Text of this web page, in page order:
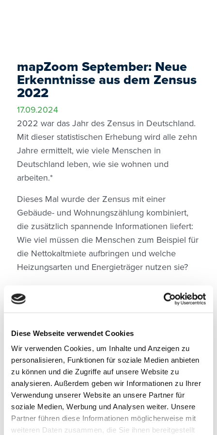
Diese Webseite verwendet Cookies
Wir verwenden Cookies, um Inhalte und Anzeigen zu
personalisieren, Funktionen für soziale Medien anbieten
zu können und die Zugriffe auf unsere Website zu
analysieren. Außerdem geben wir Informationen zu Ihrer
Verwendung unserer Website an unsere Partner für
soziale Medien, Werbung und Analysen weiter. Unsere
Partner führen diese Informationen möglicherweise mit
weiteren Daten zusammen, die Sie ihnen bereitgestellt
mapZoom September: Neue
Erkenntnisse aus dem Zensus
2022
17.09.2024
2022 war das Jahr des Zensus in Deutschland.
Mit dieser statistischen Erhebung wird alle zehn
Jahre ermittelt, wie viele Menschen in
Deutschland leben, wie sie wohnen und
arbeiten.*
Dieses Mal wurde der Zensus mit einer
Gebäude- und Wohnungszählung kombiniert,
die zusätzlich spannende Informationen liefert:
Wie viel müssen die Menschen zum Beispiel für
die Nettokaltmiete aufbringen und welche
Heizungsarten und Energieträger nutzen sie?
ein 100m² Raster der Stadt Neuss.
>> ZUR KARTE
Die feinräumigen Ergebnisse des Zensus
stehen den Kunden unseres hauseigenen
GeoinformationssytemsmapChart
deutschlandweit kostenfrei zur Verfügung und
sind ohne Import sofort für Geoanalysen z.B.
zum Thema Wärmeplanung nutzbar.